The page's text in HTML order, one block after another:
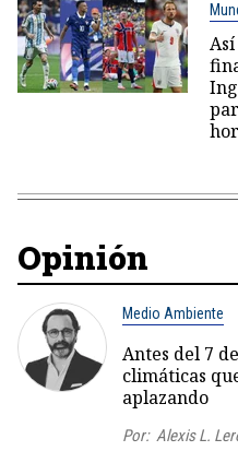
Opinión
Medio Ambiente
Antes del 7
climáticas
aplazando
Por: Alexis L.